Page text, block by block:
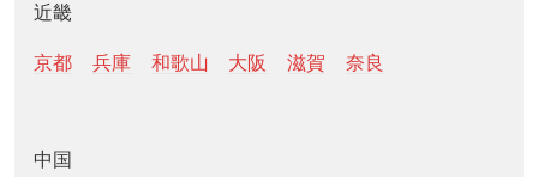
近畿
京都 兵庫 和歌山 大阪 滋賀 奈良
中国